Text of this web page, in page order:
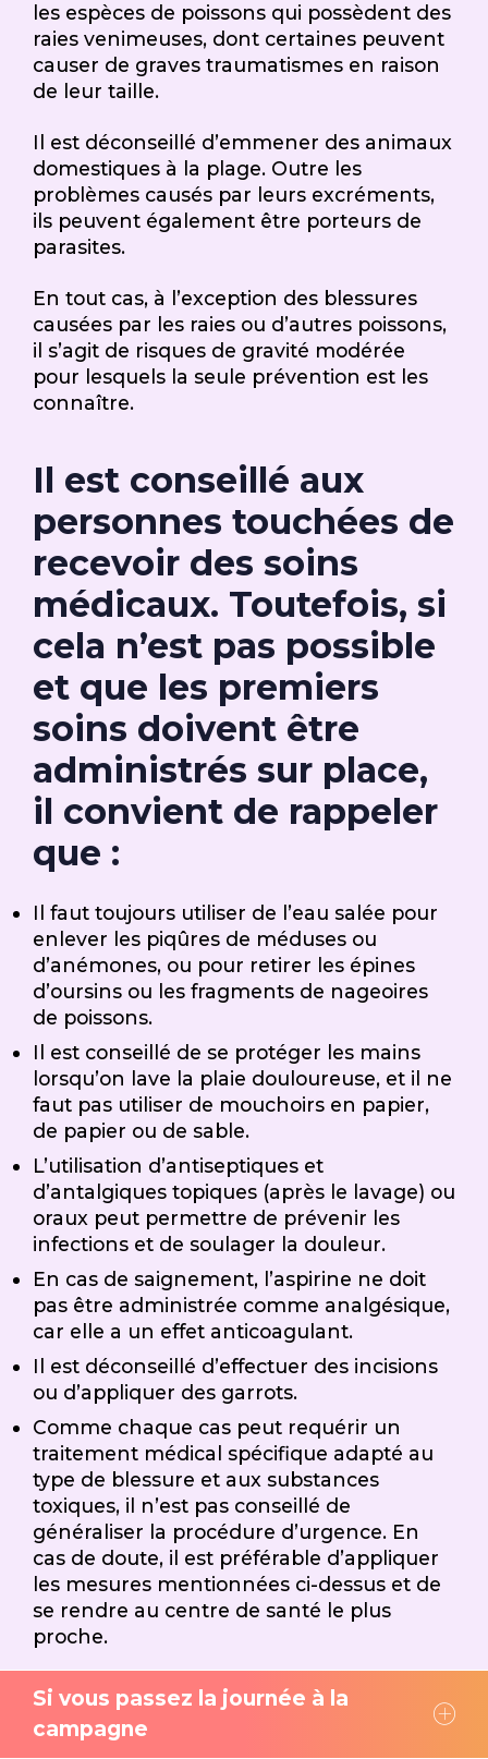
les espèces de poissons qui possèdent des
raies venimeuses, dont certaines peuvent
causer de graves traumatismes en raison
de leur taille.
Il est déconseillé d’emmener des animaux
domestiques à la plage. Outre les
problèmes causés par leurs excréments,
ils peuvent également être porteurs de
parasites.
En tout cas, à l’exception des blessures
causées par les raies ou d’autres poissons,
il s’agit de risques de gravité modérée
pour lesquels la seule prévention est les
connaître.
Il est conseillé aux
personnes touchées de
recevoir des soins
médicaux. Toutefois, si
cela n’est pas possible
et que les premiers
soins doivent être
administrés sur place,
il convient de rappeler
que :
Il faut toujours utiliser de l’eau salée pour
enlever les piqûres de méduses ou
d’anémones, ou pour retirer les épines
d’oursins ou les fragments de nageoires
de poissons.
Il est conseillé de se protéger les mains
lorsqu’on lave la plaie douloureuse, et il ne
faut pas utiliser de mouchoirs en papier,
de papier ou de sable.
L’utilisation d’antiseptiques et
d’antalgiques topiques (après le lavage) ou
oraux peut permettre de prévenir les
infections et de soulager la douleur.
En cas de saignement, l’aspirine ne doit
pas être administrée comme analgésique,
car elle a un effet anticoagulant.
Il est déconseillé d’effectuer des incisions
ou d’appliquer des garrots.
Comme chaque cas peut requérir un
traitement médical spécifique adapté au
type de blessure et aux substances
toxiques, il n’est pas conseillé de
généraliser la procédure d’urgence. En
cas de doute, il est préférable d’appliquer
les mesures mentionnées ci-dessus et de
se rendre au centre de santé le plus
proche.
Si vous passez la journée à la
campagne